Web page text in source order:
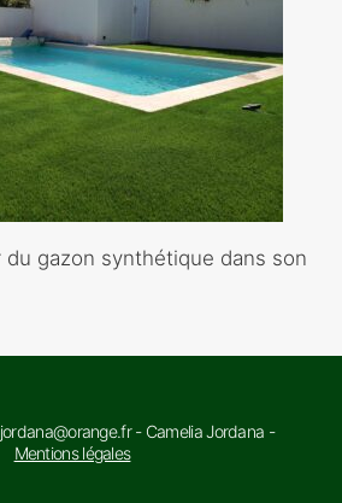
gazon synthétique dans son
- Camelia Jordana -
Mentions légales